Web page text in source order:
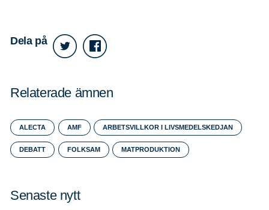
Dela på
Relaterade ämnen
ALECTA AMF ARBETSVILLKOR I LIVSMEDELSKEDJAN
DEBATT FOLKSAM MATPRODUKTION
Senaste nytt